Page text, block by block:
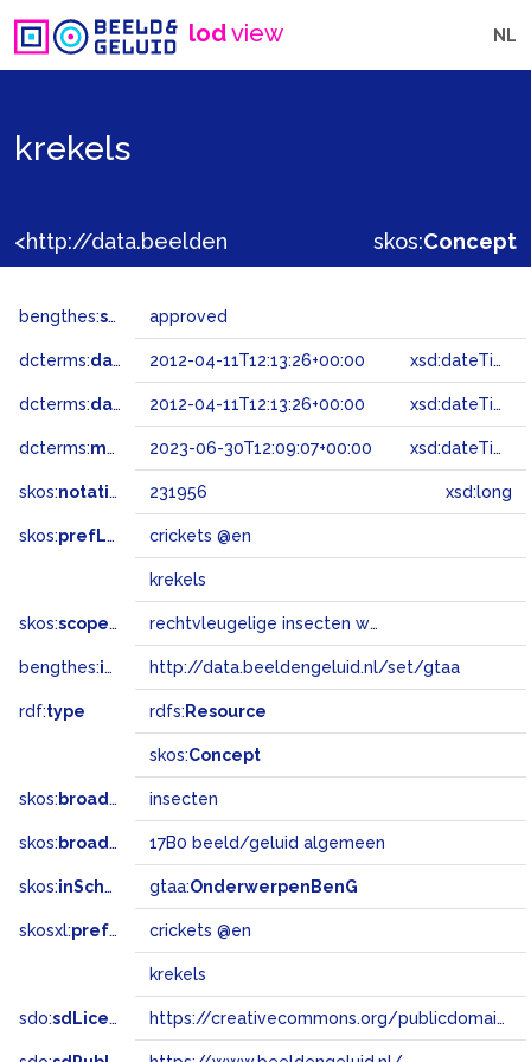
lodview NL
krekels
skos:Concept
bengthes:status approved
dcterms:dateAccepted 2012-04-11T12:13:26+00:00 xsd:dateTime
dcterms:dateSubmitted 2012-04-11T12:13:26+00:00 xsd:dateTime
dcterms:modified 2023-06-30T12:09:07+00:00 xsd:dateTime
skos:notation 231956 xsd:long
skos:prefLabel crickets @en
krekels
skos:scopeNote rechtvleugelige insecten waarvan de mannetjes een sjirpend geluid voortbrengen
bengthes:inSet http://data.beeldengeluid.nl/set/gtaa
rdf:type rdfs: Resource
skos:Concept
skos: broader insecten
skos: broadMatch 17B0 beeld/geluid algemeen
skos:inScheme gtaa:OnderwerpenBenG
skosxl:prefLabel crickets @en
krekels
sdo:sdLicense https://creativecommons.org/publicdomain/zero/1.0/